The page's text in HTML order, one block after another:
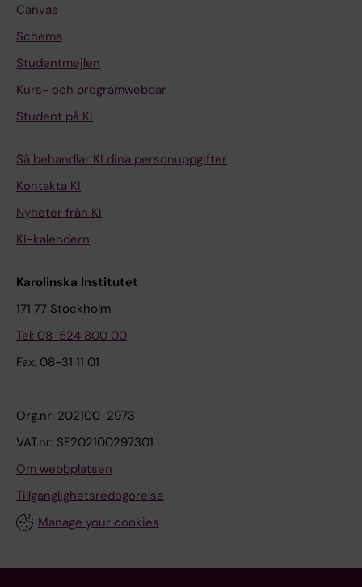
Canvas
Schema
Studentmejlen
Kurs- och programwebbar
Student på KI
Så behandlar KI dina personuppgifter
Kontakta KI
Nyheter från KI
KI-kalendern
Karolinska Institutet
171 77 Stockholm
Tel: 08-524 800 00
Fax: 08-31 11 01
Org.nr: 202100-2973
VAT.nr: SE202100297301
Om webbplatsen
Tillgänglighetsredogörelse
Manage your cookies